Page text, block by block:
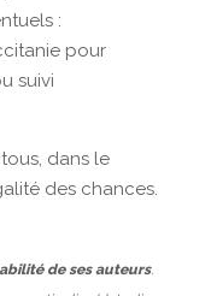
:
pour
suivi
dans le
des chances.
de ses auteurs.